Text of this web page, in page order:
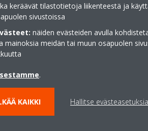
ei
Automaattinen
Lämmitys tai jäähdytys
keräävät tilastotietoja liikenteestä ja
sivustoissa
näiden evästeiden avulla
mainoksia meidän tai muun osapuolen
.
KAIKKI Hallitse evästeasetuksia